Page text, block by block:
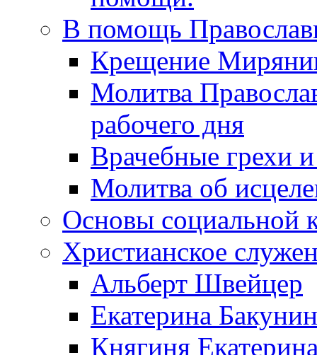
В помощь
Крещение
Молитва
рабочего дня
Врачебные грехи
Молитва об
Основы социальной
Христианское
Альберт Швейцер
Екатерина
Княгиня